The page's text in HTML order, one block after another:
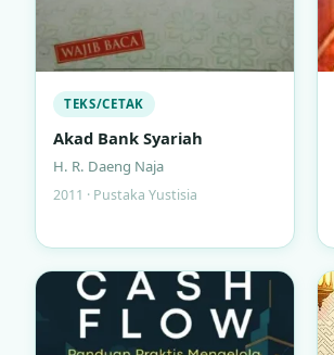
TEKS/CETAK
Akad Bank Syariah
H. R. Daeng Naja
2011 · Pustaka Yustisia